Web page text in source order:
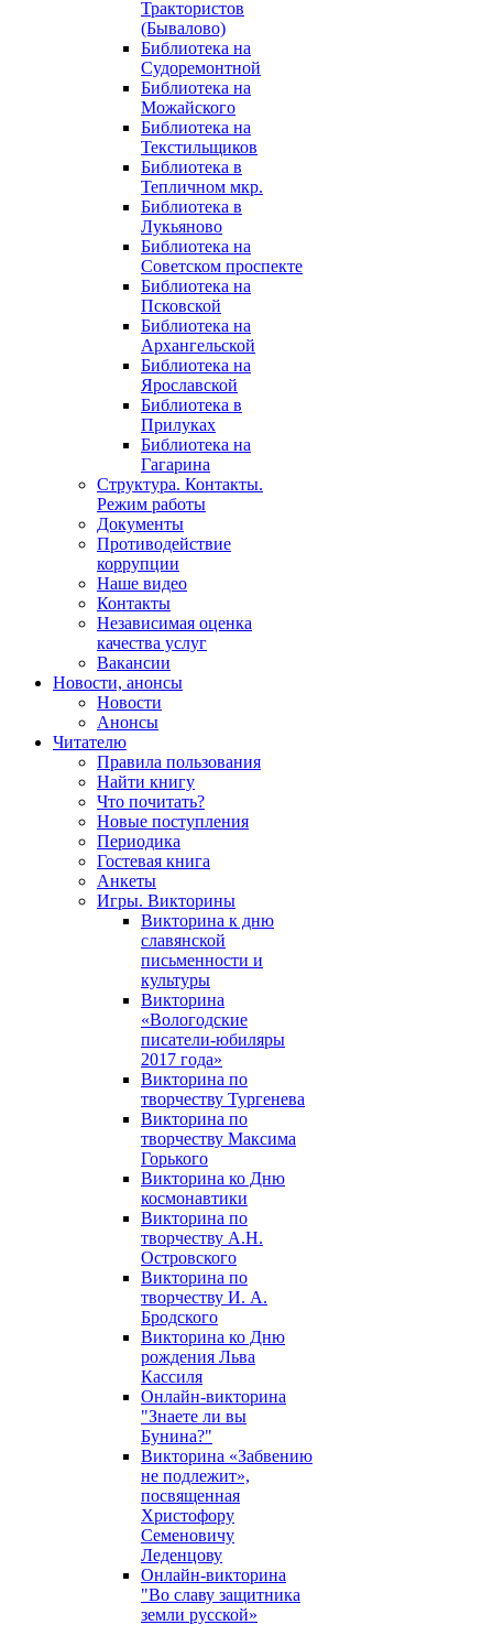
Трактористов
(Бывалово)
Библиотека на
Судоремонтной
Библиотека на
Можайского
Библиотека на
Текстильщиков
Библиотека в
Тепличном мкр.
Библиотека в
Лукьяново
Библиотека на
Советском проспекте
Библиотека на
Псковской
Библиотека на
Архангельской
Библиотека на
Ярославской
Библиотека в
Прилуках
Библиотека на
Гагарина
Структура. Контакты.
Режим работы
Документы
Противодействие
коррупции
Наше видео
Контакты
Независимая оценка
качества услуг
Вакансии
Новости, анонсы
Новости
Анонсы
Читателю
Правила пользования
Найти книгу
Что почитать?
Новые поступления
Периодика
Гостевая книга
Анкеты
Игры. Викторины
Викторина к дню
славянской
письменности и
культуры
Викторина
«Вологодские
писатели-юбиляры
2017 года»
Викторина по
творчеству Тургенева
Викторина по
творчеству Максима
Горького
Викторина ко Дню
космонавтики
Викторина по
творчеству А.Н.
Островского
Викторина по
творчеству И. А.
Бродского
Викторина ко Дню
рождения Льва
Кассиля
Онлайн-викторина
"Знаете ли вы
Бунина?"
Викторина «Забвению
не подлежит»,
посвященная
Христофору
Семеновичу
Леденцову
Онлайн-викторина
"Во славу защитника
земли русской»